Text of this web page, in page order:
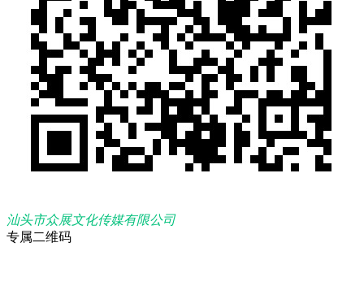
汕头市众展文化传媒有限公司
专属二维码